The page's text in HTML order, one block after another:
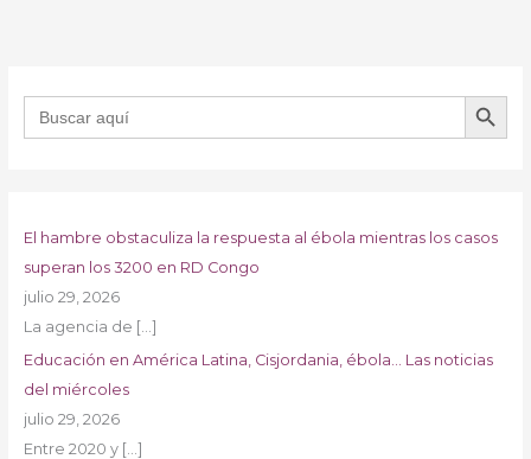
Buscar: BOTÓN DE
El hambre obstaculiza la respuesta al ébola mientras los casos
superan los 3200 en RD Congo
julio 29, 2026
La agencia de […]
Educación en América Latina, Cisjordania, ébola… Las noticias
del miércoles
julio 29, 2026
Entre 2020 y […]